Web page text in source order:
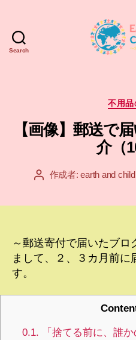
Search
不用
【画像】郵送で
介（
投 作成者:earth and
～郵送寄付で届いたブロ
まして、２、３カ月前に
す。
0.1. 「捨てる前に、誰